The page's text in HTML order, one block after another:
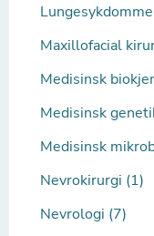
Maxillofacial
Medisinsk
Medisinsk
Medisinsk
Nevrokirurgi (1)
Nevrologi (7)